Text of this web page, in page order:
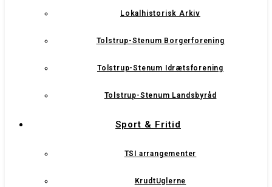
Lokalhistorisk Arkiv
Tolstrup-Stenum Borgerforening
Tolstrup-Stenum Idrætsforening
Tolstrup-Stenum Landsbyråd
Sport & Fritid
TSI arrangementer
KrudtUglerne